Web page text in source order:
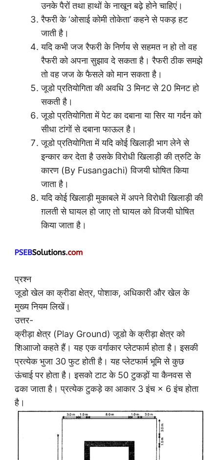
उनके पैरों तथा हाथों के नाखून बढ़े होने चाहिएं।
रैफरी के ‘ओसाई कोमी तोकेता’ कहने से पकड़ हट
जाती है।
यदि कभी जज रैफरी के निर्णय से सहमत न हो तो वह
रैफरी को अपना सुझाव दे सकता है। रैफरी ठीक समझे
तो वह जज के फैसले को मान सकता है।
जूडो प्रतियोगिता की अवधि 3 मिनट से 20 मिनट हो
सकती है।
जूडो प्रतियोगिता में पेट का दबाना या सिर या गर्दन को
सीधा टांगों से दबाना फाऊल है।
जूडो प्रतियोगिता में यदि कोई खिलाड़ी भाग लेने से
इन्कार कर देता है उसके विरोधी खिलाड़ी की त्रुटि के
कारण (By Fusangachi) विजयी घोषित किया
जाता है।
यदि कोई खिलाड़ी मुकाबले में अपने विरोधी खिलाड़ी की
ग़लती से घायल हो जाए तो घायल को विजयी घोषित
किया जाता है।
प्रश्न
जूडो खेल का क्रीडा क्षेत्र, पोशाक, अधिकारी और खेल के
मुख्य नियम लिखें।
उत्तर-
क्रीड़ा क्षेत्र (Play Ground) जूडो के क्रीड़ा क्षेत्र को
शिआाजो कहते हैं। यह एक वर्गाकार प्लेटफार्म होता है। इसकी
प्रत्येक भुजा 30 फुट होती है। यह प्लेटफार्म भूमि से कुछ
ऊंचाई पर होता है। इसको टाट के 50 टुकड़ों या कैनवस से
ढका जाता है। प्रत्येक टुकड़े का आकार 3 इंच × 6 इंच होता
है।